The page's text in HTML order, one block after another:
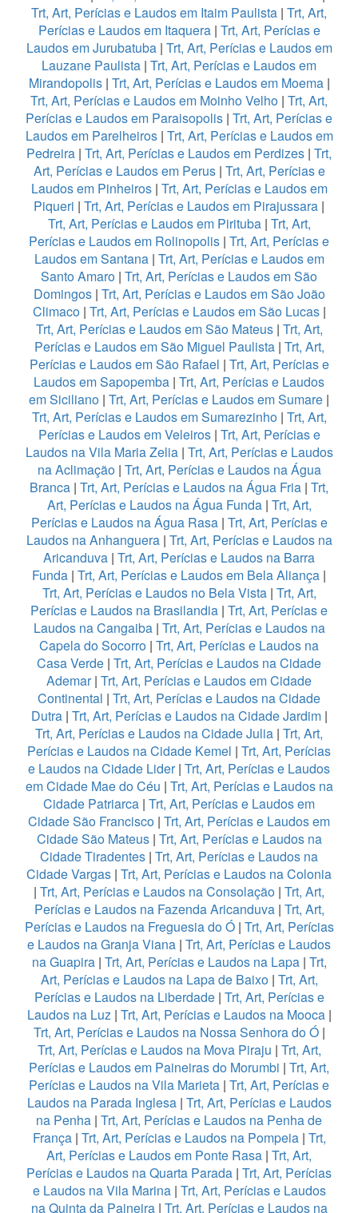
Trt, Art, Perícias e Laudos em Itaim Paulista | Trt, Art,
Perícias e Laudos em Itaquera| Trt, Art, Perícias e
Laudos em Jurubatuba| Trt, Art, Perícias e Laudos em
Lauzane Paulista | Trt, Art, Perícias e Laudos em
Mirandopolis| Trt, Art, Perícias e Laudos em Moema|
Trt, Art, Perícias e Laudos em Moinho Velho | Trt, Art,
Perícias e Laudos em Paraisopolis | Trt, Art, Perícias e
Laudos em Parelheiros| Trt, Art, Perícias e Laudos em
Pedreira | Trt, Art, Perícias e Laudos em Perdizes | Trt,
Art, Perícias e Laudos em Perus| Trt, Art, Perícias e
Laudos em Pinheiros| Trt, Art, Perícias e Laudos em
Piqueri | Trt, Art, Perícias e Laudos em Pirajussara |
Trt, Art, Perícias e Laudos em Pirituba| Trt, Art,
Perícias e Laudos em Rolinopolis | Trt, Art, Perícias e
Laudos em Santana| Trt, Art, Perícias e Laudos em
Santo Amaro | Trt, Art, Perícias e Laudos em São
Domingos| Trt, Art, Perícias e Laudos em São João
Climaco| Trt, Art, Perícias e Laudos em São Lucas|
Trt, Art, Perícias e Laudos em São Mateus | Trt, Art,
Perícias e Laudos em São Miguel Paulista| Trt, Art,
Perícias e Laudos em São Rafael | Trt, Art, Perícias e
Laudos em Sapopemba | Trt, Art, Perícias e Laudos
em Siciliano | Trt, Art, Perícias e Laudos em Sumare |
Trt, Art, Perícias e Laudos em Sumarezinho| Trt, Art,
Perícias e Laudos em Veleiros| Trt, Art, Perícias e
Laudos na Vila Maria Zelia| Trt, Art, Perícias e Laudos
na Aclimação| Trt, Art, Perícias e Laudos na Água
Branca | Trt, Art, Perícias e Laudos na Água Fria | Trt,
Art, Perícias e Laudos na Água Funda| Trt, Art,
Perícias e Laudos na Água Rasa | Trt, Art, Perícias e
Laudos na Anhanguera| Trt, Art, Perícias e Laudos na
Aricanduva | Trt, Art, Perícias e Laudos na Barra
Funda | Trt, Art, Perícias e Laudos em Bela Aliança |
Trt, Art, Perícias e Laudos no Bela Vista| Trt, Art,
Perícias e Laudos na Brasilandia | Trt, Art, Perícias e
Laudos na Cangaiba| Trt, Art, Perícias e Laudos na
Capela do Socorro | Trt, Art, Perícias e Laudos na
Casa Verde | Trt, Art, Perícias e Laudos na Cidade
Ademar| Trt, Art, Perícias e Laudos em Cidade
Continental | Trt, Art, Perícias e Laudos na Cidade
Dutra | Trt, Art, Perícias e Laudos na Cidade Jardim|
Trt, Art, Perícias e Laudos na Cidade Julia | Trt, Art,
Perícias e Laudos na Cidade Kemel | Trt, Art, Perícias
e Laudos na Cidade Lider| Trt, Art, Perícias e Laudos
em Cidade Mae do Céu | Trt, Art, Perícias e Laudos na
Cidade Patriarca | Trt, Art, Perícias e Laudos em
Cidade São Francisco | Trt, Art, Perícias e Laudos em
Cidade São Mateus| Trt, Art, Perícias e Laudos na
Cidade Tiradentes | Trt, Art, Perícias e Laudos na
Cidade Vargas | Trt, Art, Perícias e Laudos na Colonia
| Trt, Art, Perícias e Laudos na Consolação | Trt, Art,
Perícias e Laudos na Fazenda Aricanduva| Trt, Art,
Perícias e Laudos na Freguesia do Ó| Trt, Art, Perícias
e Laudos na Granja Viana | Trt, Art, Perícias e Laudos
na Guapira| Trt, Art, Perícias e Laudos na Lapa| Trt,
Art, Perícias e Laudos na Lapa de Baixo | Trt, Art,
Perícias e Laudos na Liberdade | Trt, Art, Perícias e
Laudos na Luz| Trt, Art, Perícias e Laudos na Mooca|
Trt, Art, Perícias e Laudos na Nossa Senhora do Ó|
Trt, Art, Perícias e Laudos na Mova Piraju | Trt, Art,
Perícias e Laudos em Paineiras do Morumbi | Trt, Art,
Perícias e Laudos na Vila Marieta | Trt, Art, Perícias e
Laudos na Parada Inglesa | Trt, Art, Perícias e Laudos
na Penha | Trt, Art, Perícias e Laudos na Penha de
França | Trt, Art, Perícias e Laudos na Pompeia| Trt,
Art, Perícias e Laudos em Ponte Rasa | Trt, Art,
Perícias e Laudos na Quarta Parada | Trt, Art, Perícias
e Laudos na Vila Marina| Trt, Art, Perícias e Laudos
na Quinta da Paineira| Trt, Art, Perícias e Laudos na